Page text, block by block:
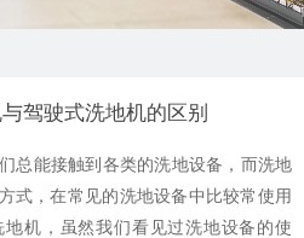
费试机
驾驶式洗地机的区别
能接触到各类的洗地设备，而洗地
式，在常见的洗地设备中比较常使用
机，虽然我们看见过洗地设备的使